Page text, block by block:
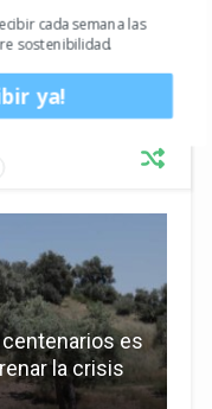
es
la crisis
cada semana las
sostenibilidad.
ya!